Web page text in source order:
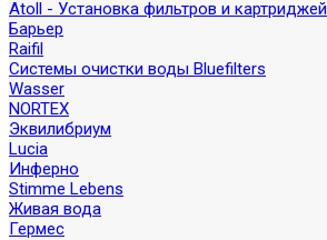
Atoll - Установка фильтров и картриджей
Барьер
Raifil
Системы очистки воды Bluefilters
Wasser
NORTEX
Эквилибриум
Lucia
Инферно
Stimme Lebens
Живая вода
Гермес